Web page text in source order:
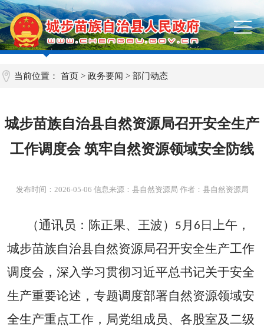
当前位置：首页 >政务要闻 >部门动态
城步苗族自治县自然资源局召开安全生产
工作调度会 筑牢自然资源领域安全防线
发布时间： 2026-05-06 信息来源：县自然资源局 作者：县自然资源局
（通讯员：陈正果、王波） 5月 6 日上午，
城步苗族自治县自然资源局召开安全生产工作
调度会，深入学习贯彻习近平总书记关于安全
生产重要论述，专题调度部署自然资源领域安
全生产重点工作，局党组成员、各股室及二级